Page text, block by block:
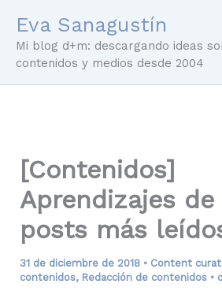
contenido
Eva Sanagustín
Mi blog d+m: descargando ideas
contenidos y medios desde 2004
[Contenidos]
Aprendizajes de
posts más
31 de diciembre de 2018 • Content
contenidos, Redacción de contenidos•